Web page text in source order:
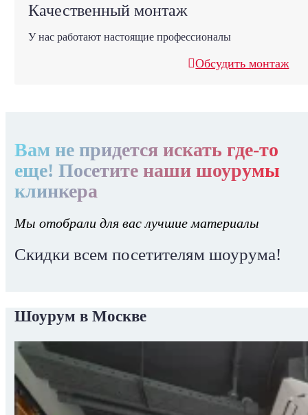
Качественный монтаж
У нас работают настоящие профессионалы
Обсудить монтаж
Вам не придется искать где-то
еще! Посетите наши шоурумы
клинкера
Мы отобрали для вас лучшие материалы
Скидки всем посетителям шоурума!
Шоурум в Москве